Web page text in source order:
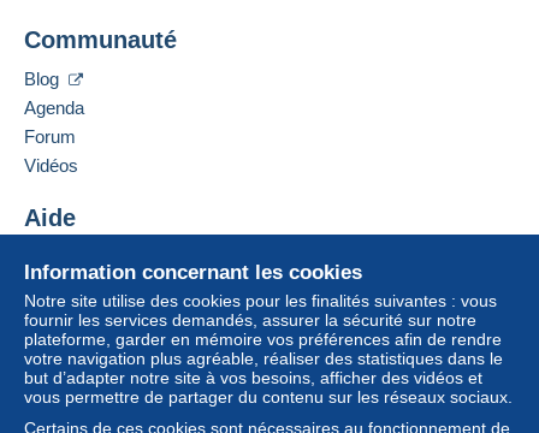
Information concernant les cookies
Notre site utilise des cookies pour les finalités suivantes : vous
fournir les services demandés, assurer la sécurité sur notre
plateforme, garder en mémoire vos préférences afin de rendre
votre navigation plus agréable, réaliser des statistiques dans le
but d’adapter notre site à vos besoins, afficher des vidéos et
vous permettre de partager du contenu sur les réseaux sociaux.
Certains de ces cookies sont nécessaires au fonctionnement de
Communauté
Blog
Agenda
Forum
Vidéos
Aide
Acheter sur Delcampe
Vendre sur Delcampe
Un site sécurisé